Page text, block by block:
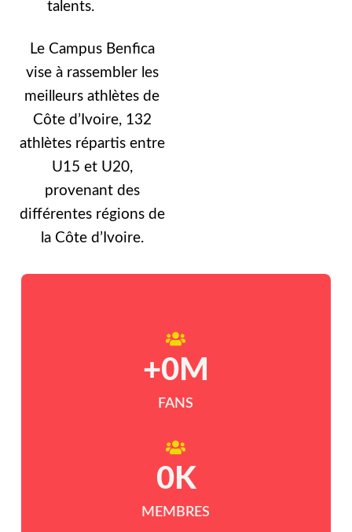
talents.
Le Campus Benfica
vise à rassembler les
meilleurs athlètes de
Côte d’Ivoire, 132
athlètes répartis entre
U15 et U20,
provenant des
différentes régions de
la Côte d’Ivoire.
FANS
+0 M
MEMBRES
0K